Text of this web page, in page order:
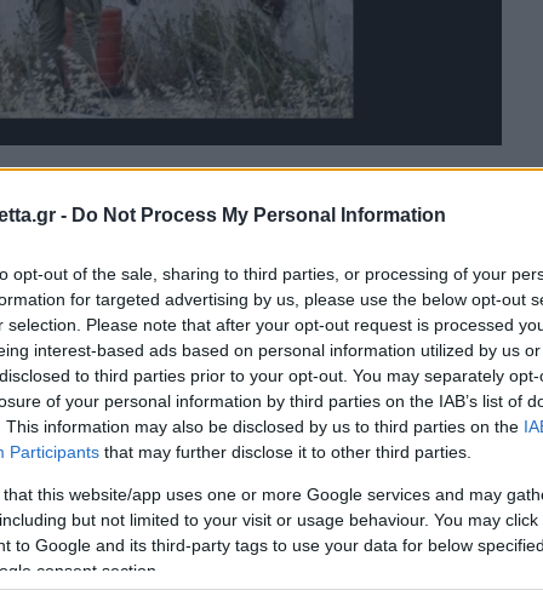
- Do Not Process My Personal Information
opt-out of the sale, sharing to third parties, or processing of your
for targeted advertising by us, please use the below opt-out
selection. Please note that after your opt-out request is processed
interest-based ads based on personal information utilized by us
to third parties prior to your opt-out. You may separately
of your personal information by third parties on the IAB’s list of
This information may also be disclosed by us to third parties on the
Participants that may further disclose it to other third parties.
that this website/app uses one or more Google services and may
but not limited to your visit or usage behaviour. You may
to Google and its third-party tags to use your data for below
consent section.
στα αποτελέσματα αναζήτησης.
στην Google
πυροβόλησαν 20χρονο, κατά τη
για απόπειρα ανθρωποκτονίας.
ανθρωποκτονίας με ενδεχόμενο δόλο σε
που άνοιξαν πυρ σε βάρος
τα ξημερώματα της Τετάρτης (8/7) στο